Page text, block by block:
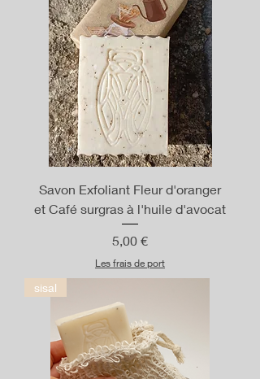
Savon Exfoliant Fleur d'oranger
et Café surgras à l'huile d'avocat
Prix
5,00 €
Les frais de port
sisal